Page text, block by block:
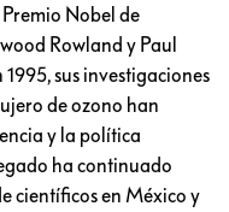
Nobel de
Rowland y Paul
sus investigaciones
de ozono han
y la política
ha continuado
científicos en México y